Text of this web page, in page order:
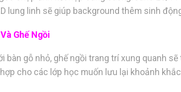
lung linh sẽ giúp background thêm sinh
Ghế Ngồi
bàn gỗ nhỏ, ghế ngồi trang trí xung quanh
cho các lớp học muốn lưu lại khoảnh